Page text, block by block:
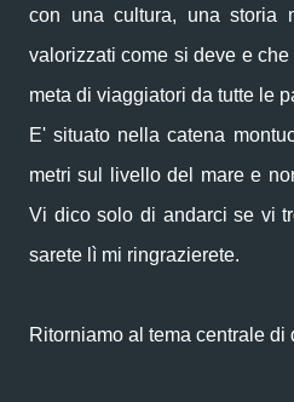
con una cultura, una storia
valorizzati come si deve e
meta di viaggiatori da tutte le
E' situato nella catena
metri sul livello del mare e
Vi dico solo di andarci se vi
sarete lì mi ringrazierete.
Ritorniamo al tema centrale di